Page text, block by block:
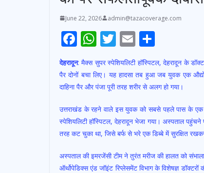
June 22, 2026 admin@tazacoverage.com
F
ac
e
b
o
o
k
W
h
at
s
A
p
p
T
w
itt
er
E
m
ai
l
h
ar
e
देहरादून: मैक्स सुपर स्पेशियलिटी हॉस्पिटल, देहरादून के
पैर दोनों बचा लिए। यह हादसा तब हुआ जब युवक एक
दाहिना पैर और पंजा पूरी तरह शरीर से अलग हो गया।
उत्तराखंड के रहने वाले इस युवक को सबसे पहले पास के एक
स्पेशियलिटी हॉस्पिटल, देहरादून भेजा गया। अस्पताल
तरह कट चुका था, जिसे बर्फ से भरे एक डिब्बे में सुरक्षित
अस्पताल की इमरजेंसी टीम ने तुरंत मरीज की हालत को
ऑर्थोपेडिक्स एंड जॉइंट रिप्लेसमेंट विभाग के विशेषज्ञ